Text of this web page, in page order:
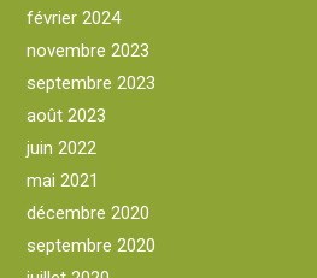
février 2024
novembre 2023
septembre 2023
août 2023
juin 2022
mai 2021
décembre 2020
septembre 2020